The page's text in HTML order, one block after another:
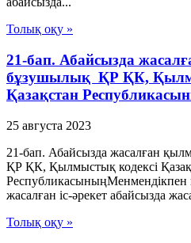
Толық оқу »
21-бап. Абайсызда
бұзушылық ҚР ҚК,
Қазақстан
25 августа 2023
21-бап. Абайсызда жасалған
ҚР ҚК, Қылмыстық кодексi
РеспубликасыныңМенмендiкпен
жасалған іс-әрекет абайсызда
Толық оқу »